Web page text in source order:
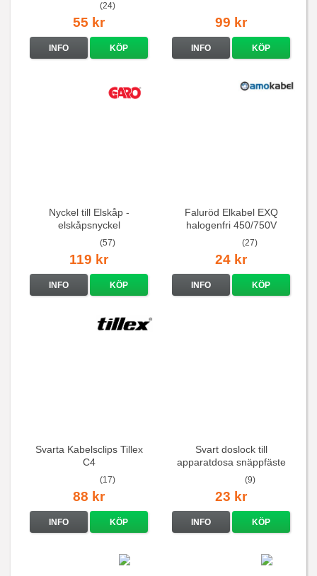
(24)
55 kr
INFO KÖP
99 kr
INFO KÖP
Nyckel till Elskåp -
elskåpsnyckel
(57)
119 kr
INFO KÖP
Faluröd Elkabel EXQ
halogenfri 450/750V
(27)
24 kr
INFO KÖP
Svarta Kabelsclips Tillex
C4
(17)
88 kr
INFO KÖP
Svart doslock till
apparatdosa snäppfäste
(9)
23 kr
INFO KÖP